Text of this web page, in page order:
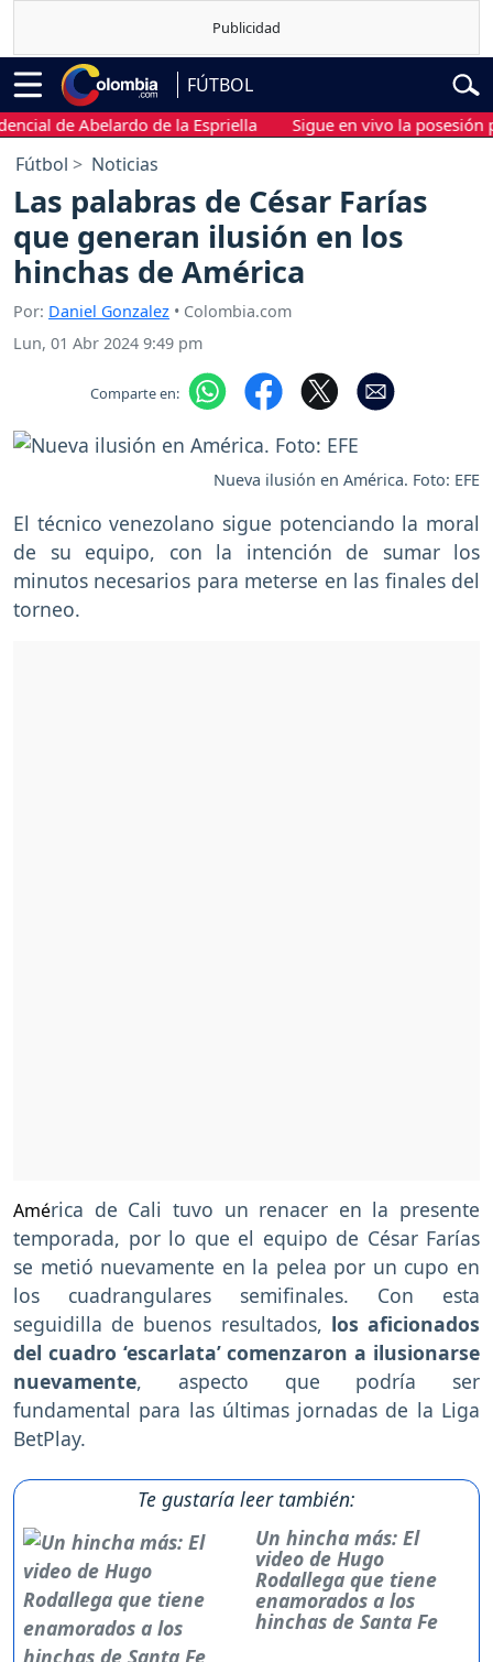
FÚTBOL
de Abelardo de la Espriella Sigue en vivo la posesión
Fútbol Noticias
Las palabras de César Farías
que generan ilusión en los
hinchas de América
Por: Daniel Gonzalez • Colombia.com
Lun, 01 Abr 2024 9:49 pm
Comparte en:
Nueva ilusión en América. Foto: EFE
El técnico venezolano sigue potenciando la moral
de su equipo, con la intención de sumar los
minutos necesarios para meterse en las finales del
torneo.
América de Cali tuvo un renacer en la presente
temporada, por lo que el equipo de César Farías
se metió nuevamente en la pelea por un cupo en
los cuadrangulares semifinales. Con esta
seguidilla de buenos resultados, los aficionados
del cuadro ‘escarlata’ comenzaron a ilusionarse
nuevamente, aspecto que podría ser
fundamental para las últimas jornadas de la Liga
BetPlay.
Te gustaría leer también:
Un hincha más: El
video de Hugo
Rodallega que tiene
enamorados a los
hinchas de Santa Fe